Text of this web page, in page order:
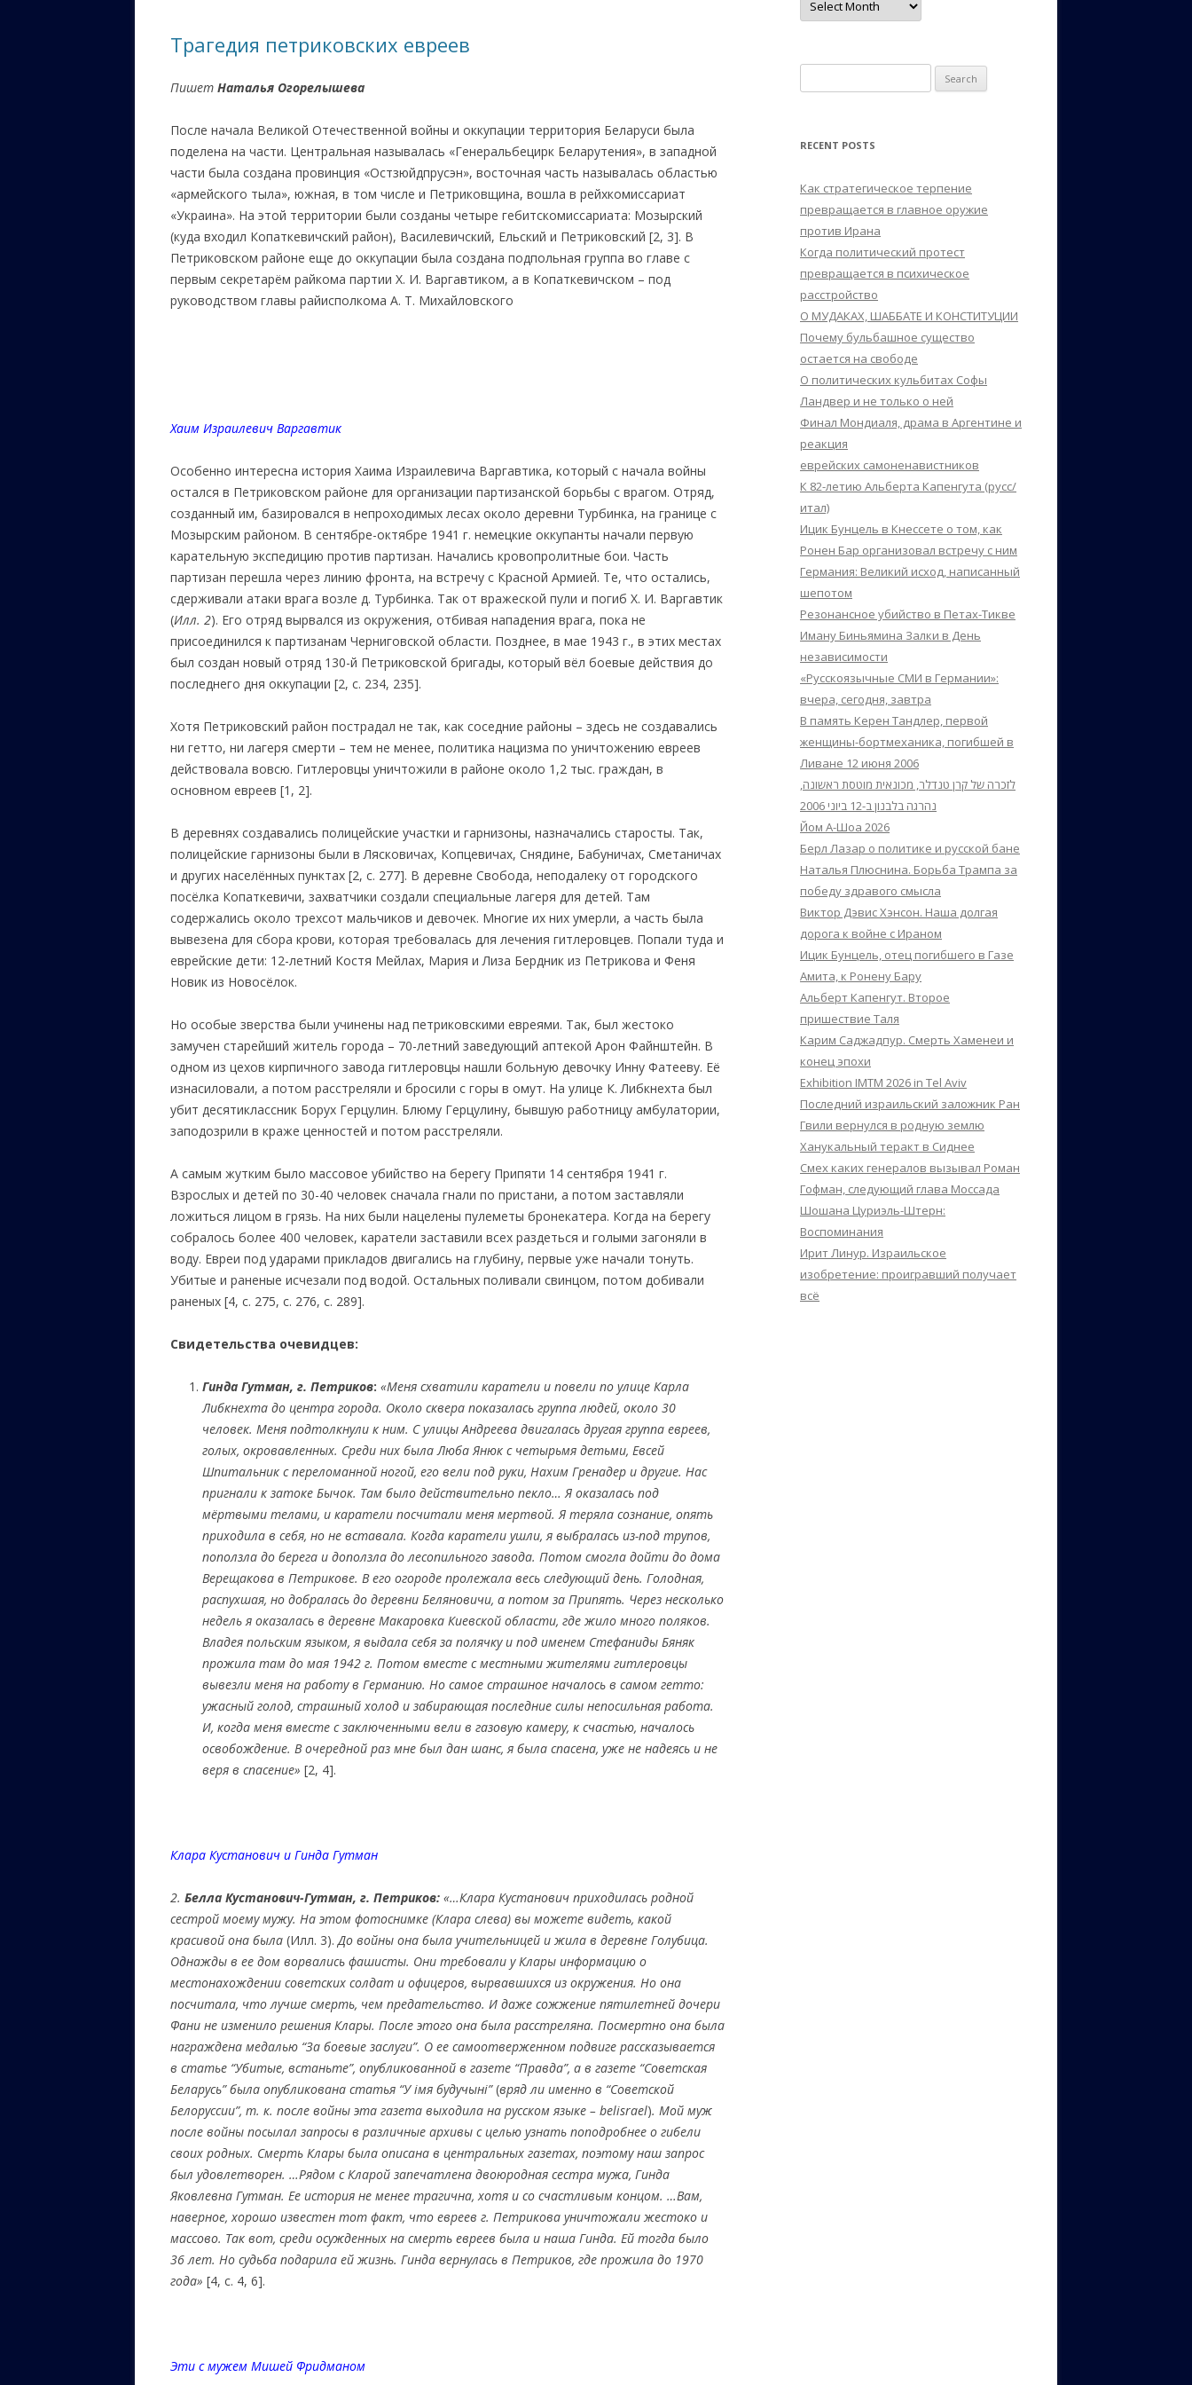
КАЛИНКОВИЧАХ СЕЙЧАС
ОЗАРИЧИ
ИНФОРМАЦИЯ К СТАРОМУ
САЙТУ
ВАШИ ПИСЬМА
УТОЧНЕНИЯ, ДОПОЛНЕНИЯ
КТО КОГО ИЩЕТ
Трагедия петриковских евреев
Пишет Наталья Огорелышева
После начала Великой Отечественной войны и оккупации территория Беларуси была
поделена на части. Центральная называлась «Генеральбецирк Беларутения», в западной
части была создана провинция «Остзюйдпрусэн», восточная часть называлась областью
«армейского тыла», южная, в том числе и Петриковщина, вошла в рейхкомиссариат
«Украина». На этой территории были созданы четыре гебитскомиссариата: Мозырский
(куда входил Копаткевичский район), Василевичский, Ельский и Петриковский [2, 3]. В
Петриковском районе еще до оккупации была создана подпольная группа во главе с
первым секретарём райкома партии Х. И. Варгавтиком, а в Копаткевичском – под
руководством главы райисполкома А. Т. Михайловского
Хаим Израилевич Варгавтик
Особенно интересна история Хаима Израилевича Варгавтика, который с начала войны
остался в Петриковском районе для организации партизанской борьбы с врагом. Отряд,
созданный им, базировался в непроходимых лесах около деревни Турбинка, на границе с
Мозырским районом. В сентябре-октябре 1941 г. немецкие оккупанты начали первую
карательную экспедицию против партизан. Начались кровопролитные бои. Часть
партизан перешла через линию фронта, на встречу с Красной Армией. Те, что остались,
сдерживали атаки врага возле д. Турбинка. Так от вражеской пули и погиб Х. И. Варгавтик
(Илл. 2). Его отряд вырвался из окружения, отбивая нападения врага, пока не
присоединился к партизанам Черниговской области. Позднее, в мае 1943 г., в этих местах
был создан новый отряд 130-й Петриковской бригады, который вёл боевые действия до
последнего дня оккупации [2, с. 234, 235].
Хотя Петриковский район пострадал не так, как соседние районы – здесь не создавались
ни гетто, ни лагеря смерти – тем не менее, политика нацизма по уничтожению евреев
действовала вовсю. Гитлеровцы уничтожили в районе около 1,2 тыс. граждан, в
основном евреев [1, 2].
В деревнях создавались полицейские участки и гарнизоны, назначались старосты. Так,
полицейские гарнизоны были в Лясковичах, Копцевичах, Снядине, Бабуничах, Сметаничах
и других населённых пунктах [2, с. 277]. В деревне Свобода, неподалеку от городского
посёлка Копаткевичи, захватчики создали специальные лагеря для детей. Там
содержались около трехсот мальчиков и девочек. Многие их них умерли, а часть была
вывезена для сбора крови, которая требовалась для лечения гитлеровцев. Попали туда и
еврейские дети: 12-летний Костя Мейлах, Мария и Лиза Бердник из Петрикова и Феня
Новик из Новосёлок.
Но особые зверства были учинены над петриковскими евреями. Так, был жестоко
замучен старейший житель города – 70-летний заведующий аптекой Арон Файнштейн. В
одном из цехов кирпичного завода гитлеровцы нашли больную девочку Инну Фатееву. Её
изнасиловали, а потом расстреляли и бросили с горы в омут. На улице К. Либкнехта был
убит десятиклассник Борух Герцулин. Блюму Герцулину, бывшую работницу амбулатории,
заподозрили в краже ценностей и потом расстреляли.
А самым жутким было массовое убийство на берегу Припяти 14 сентября 1941 г.
Взрослых и детей по 30-40 человек сначала гнали по пристани, а потом заставляли
ложиться лицом в грязь. На них были нацелены пулеметы бронекатера. Когда на берегу
собралось более 400 человек, каратели заставили всех раздеться и голыми загоняли в
воду. Евреи под ударами прикладов двигались на глубину, первые уже начали тонуть.
Убитые и раненые исчезали под водой. Остальных поливали свинцом, потом добивали
раненых [4, с. 275, с. 276, с. 289].
Свидетельства очевидцев:
Гинда Гутман, г. Петриков: «Меня схватили каратели и повели по улице Карла
Либкнехта до центра города. Около сквера показалась группа людей, около 30
человек. Меня подтолкнули к ним. С улицы Андреева двигалась другая группа евреев,
голых, окровавленных. Среди них была Люба Янюк с четырьмя детьми, Евсей
Шпитальник с переломанной ногой, его вели под руки, Нахим Гренадер и другие. Нас
пригнали к затоке Бычок. Там было действительно пекло… Я оказалась под
мёртвыми телами, и каратели посчитали меня мертвой. Я теряла сознание, опять
приходила в себя, но не вставала. Когда каратели ушли, я выбралась из-под трупов,
поползла до берега и доползла до лесопильного завода. Потом смогла дойти до дома
Верещакова в Петрикове. В его огороде пролежала весь следующий день. Голодная,
распухшая, но добралась до деревни Беляновичи, а потом за Припять. Через несколько
недель я оказалась в деревне Макаровка Киевской области, где жило много поляков.
Владея польским языком, я выдала себя за полячку и под именем Стефаниды Бяняк
прожила там до мая 1942 г. Потом вместе с местными жителями гитлеровцы
вывезли меня на работу в Германию. Но самое страшное началось в самом гетто:
ужасный голод, страшный холод и забирающая последние силы непосильная работа.
И, когда меня вместе с заключенными вели в газовую камеру, к счастью, началось
освобождение. В очередной раз мне был дан шанс, я была спасена, уже не надеясь и не
веря в спасение» [2, 4].
Клара Кустанович и Гинда Гутман
2. Белла Кустанович-Гутман, г. Петриков: «…Клара Кустанович приходилась родной
сестрой моему мужу. На этом фотоснимке (Клара слева) вы можете видеть, какой
красивой она была (Илл. 3).До войны она была учительницей и жила в деревне Голубица.
Однажды в ее дом ворвались фашисты. Они требовали у Клары информацию о
местонахождении советских солдат и офицеров, вырвавшихся из окружения. Но она
посчитала, что лучше смерть, чем предательство. И даже сожжение пятилетней дочери
Фани не изменило решения Клары. После этого она была расстреляна. Посмертно она была
награждена медалью “За боевые заслуги”. О ее самоотверженном подвиге рассказывается
в статье “Убитые, встаньте”, опубликованной в газете “Правда”, а в газете “Советская
Беларусь” была опубликована статья “У імя будучыні”(вряд ли именно в “Советской
Белоруссии”, т. к. после войны эта газета выходила на русском языке – belisrael). Мой муж
после войны посылал запросы в различные архивы с целью узнать поподробнее о гибели
своих родных. Смерть Клары была описана в центральных газетах, поэтому наш запрос
был удовлетворен. …Рядом с Кларой запечатлена двоюродная сестра мужа, Гинда
Яковлевна Гутман. Ее история не менее трагична, хотя и со счастливым концом. …Вам,
наверное, хорошо известен тот факт, что евреев г. Петрикова уничтожали жестоко и
массово. Так вот, среди осужденных на смерть евреев была и наша Гинда. Ей тогда было
36 лет. Но судьба подарила ей жизнь. Гинда вернулась в Петриков, где прожила до 1970
года» [4, с. 4, 6].
Эти с мужем Мишей Фридманом
for:
RECENT POSTS
Как стратегическое терпение
превращается в главное оружие
против Ирана
Когда политический протест
превращается в психическое
расстройство
О МУДАКАХ, ШАББАТЕ И КОНСТИТУЦИИ
Почему бульбашное существо
остается на свободе
О политических кульбитах Софы
Ландвер и не только о ней
Финал Мондиаля, драма в Аргентине и
реакция
еврейских самоненавистников
К 82-летию Альберта Капенгута (русс/
итал)
Ицик Бунцель в Кнессете о том, как
Ронен Бар организовал встречу с ним
Германия: Великий исход, написанный
шепотом
Резонансное убийство в Петах-Тикве
Иману Биньямина Залки в День
независимости
«Русскоязычные СМИ в Германии»:
вчера, сегодня, завтра
В память Керен Тандлер, первой
женщины-бортмеханика, погибшей в
Ливане 12 июня 2006
לזכרה של קרן טנדלר, מכונאית מוטסת ראשונה,
נהרגה בלבנון ב-12 ביוני 2006
Йом А-Шоа 2026
Берл Лазар о политике и русской бане
Наталья Плюснина. Борьба Трампа за
победу здравого смысла
Виктор Дэвис Хэнсон. Наша долгая
дорога к войне с Ираном
Ицик Бунцель, отец погибшего в Газе
Амита, к Ронену Бару
Альберт Капенгут. Второе
пришествие Таля
Карим Саджадпур. Смерть Хаменеи и
конец эпохи
Exhibition IMTM 2026 in Tel Aviv
Последний израильский заложник Ран
Гвили вернулся в родную землю
Ханукальный теракт в Сиднее
Смех каких генералов вызывал Роман
Гофман, следующий глава Моссада
Шошана Цуриэль-Штерн:
Воспоминания
Ирит Линур. Израильское
изобретение: проигравший получает
всё